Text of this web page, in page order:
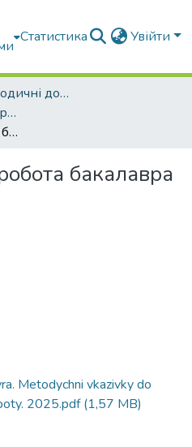
Статистика Увійти
Навчально-методичні документи
Методичні вказівки та рекомендації
Кваліфікаційна робота бакалавра
бакалавра
Metodychni vkazivky do
2025.pdf(1,57 MB)